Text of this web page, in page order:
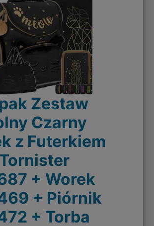
Zestaw
Czarny
z Futerkiem
+ Worek
+ Piórnik
+ Torba